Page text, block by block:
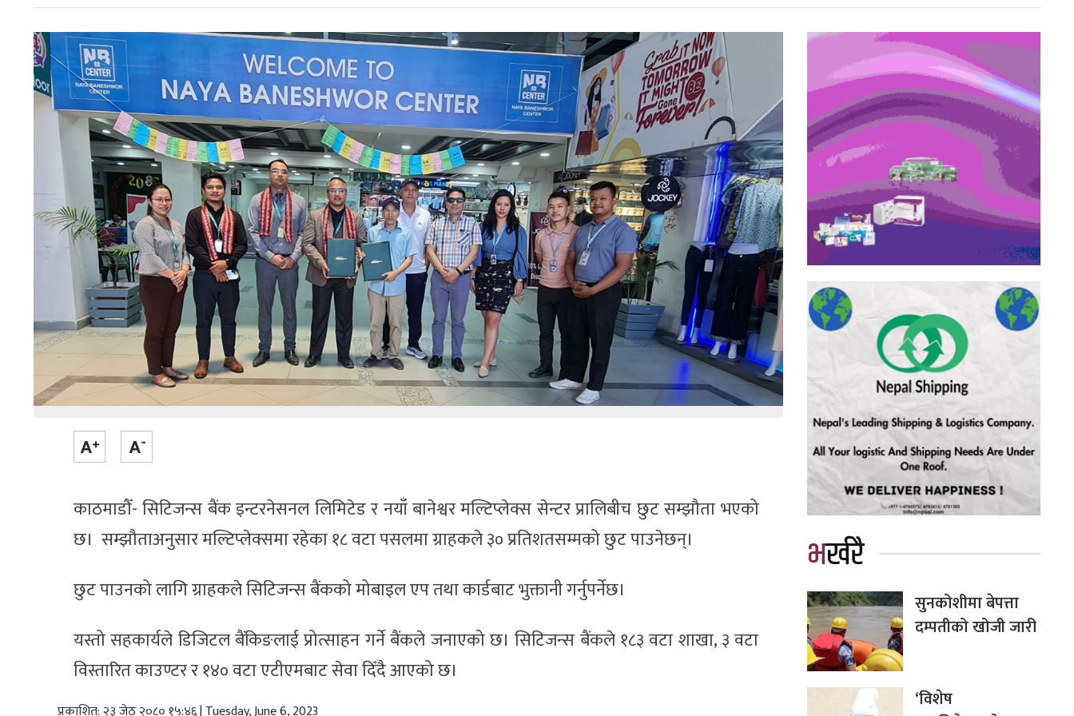
काठमाडौँ- सिटिजन्स बैंक इन्टरनेसनल लिमिटेड र नयाँ बानेश्वर मल्टिप्लेक्स सेन्टर प्रालिबीच छुट सम्झौता भएको
छ। सम्झौताअनुसार मल्टिप्लेक्समा रहेका १८ वटा पसलमा ग्राहकले ३० प्रतिशतसम्मको छुट पाउनेछन्।
छुट पाउनको लागि ग्राहकले सिटिजन्स बैंकको मोबाइल एप तथा कार्डबाट भुक्तानी गर्नुपर्नेछ।
यस्तो सहकार्यले डिजिटल बैंकिङलाई प्रोत्साहन गर्ने बैंकले जनाएको छ। सिटिजन्स बैंकले १८३ वटा शाखा, ३ वटा
विस्तारित काउण्टर र १४० वटा एटीएमबाट सेवा दिँदै आएको छ।
भर्खरै
सुनकोशीमा बेपत्ता
दम्पतीको खोजी जारी
‘विशेष